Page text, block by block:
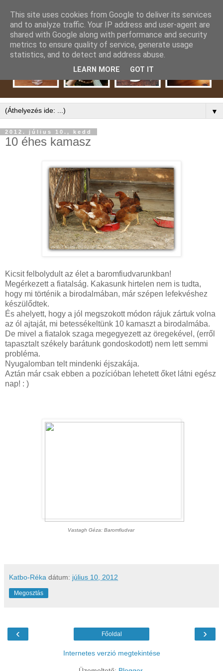
▼
2012. július 10., kedd
10 éhes kamasz
Kicsit felbolydult az élet a baromfiudvarunkban!
Megérkezett a fiatalság. Kakasunk hirtelen nem is tudta,
hogy mi történik a birodalmában, már szépen lefekvéshez
készülődtek.
És ahelyett, hogy a jól megszokott módon rájuk zártuk volna
az ól ajtaját, mi betessékeltünk 10 kamaszt a birodalmába.
De mivel a fiatalok szaga megegyezett az öregekével, (erről
tapasztalt székely barátunk gondoskodott) nem lett semmi
probléma.
Nyugalomban telt mindenki éjszakája.
Aztán már csak ebben a pozícióban lehetett őket látni egész
nap! : )
Vastagh Géza: Baromfiudvar
Katbo-Réka dátum: július 10, 2012
Megosztás
‹ ›
Főoldal
Internetes verzió megtekintése
This site uses cookies from Google to deliver its services
and to analyze traffic. Your IP address and user-agent are
shared with Google along with performance and security
metrics to ensure quality of service, generate usage
statistics, and to detect and address abuse.
LEARN MORE GOT IT